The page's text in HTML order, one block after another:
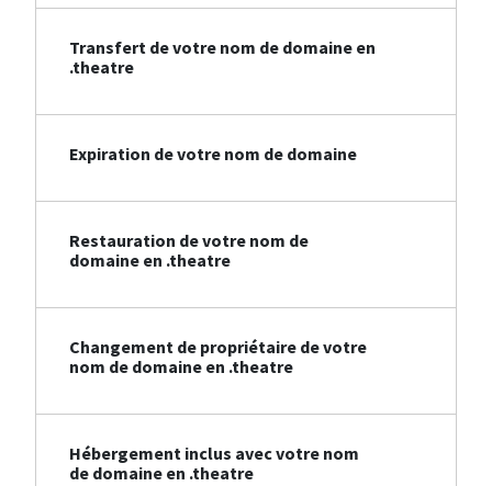
Transfert de votre nom de domaine en
.theatre
Expiration de votre nom de domaine
Restauration de votre nom de
domaine en .theatre
Changement de propriétaire de votre
nom de domaine en .theatre
Hébergement inclus avec votre nom
de domaine en .theatre